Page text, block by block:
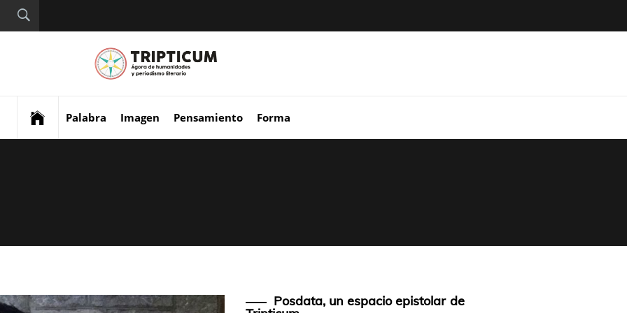
Palabra Imagen Pensamiento Forma
Posdata, un espacio epistolar de